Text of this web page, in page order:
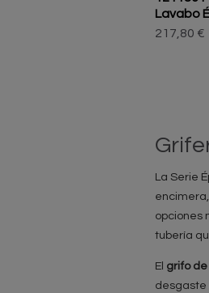
Lavabo
217,80 €
La Serie
opciones
tubería
El grifo
desgaste